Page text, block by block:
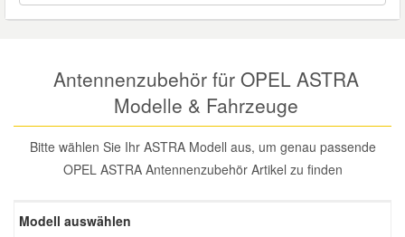
Antennenzubehör für OPEL ASTRA
Modelle & Fahrzeuge
Bitte wählen Sie Ihr ASTRA Modell aus, um genau passende
OPEL ASTRA Antennenzubehör Artikel zu finden
Modell auswählen
Zündanlage und Glühanlage
Reparatur-Zubehör
Schlüsselgehäuse
Winter-Autozubehör
Daewoo Ersatzteile
Daihatsu Ersatzteile
Dodge Ersatzteile
Honda Ersatzteile
Hyundai Ersatzteile